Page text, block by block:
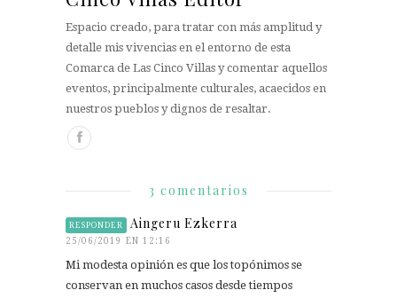
Espacio creado, para tratar con más amplitud y
detalle mis vivencias en el entorno de esta
Comarca de Las Cinco Villas y comentar aquellos
eventos, principalmente culturales, acaecidos en
nuestros pueblos y dignos de resaltar.
3 comentarios
RESPONDER Aingeru Ezkerra
25/06/2019 EN 12:16
Mi modesta opinión es que los topónimos se
conservan en muchos casos desde tiempos